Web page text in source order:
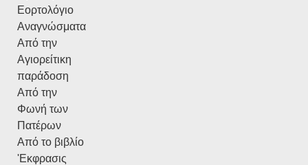
Εορτολόγιο
Αναγνώσματα
Από την
Αγιορείτικη
παράδοση
Από την
Φωνή των
Πατέρων
Από το βιβλίο
'Εκφρασις